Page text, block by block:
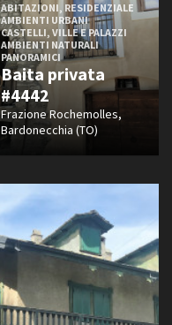
ABITAZIONI, RESIDENZIALE
AMBIENTI URBANI
CASTELLI, VILLE E PALAZZI
AMBIENTI NATURALI
PANORAMICI
Baita privata
#4442
Frazione Rochemolles,
Bardonecchia (TO)